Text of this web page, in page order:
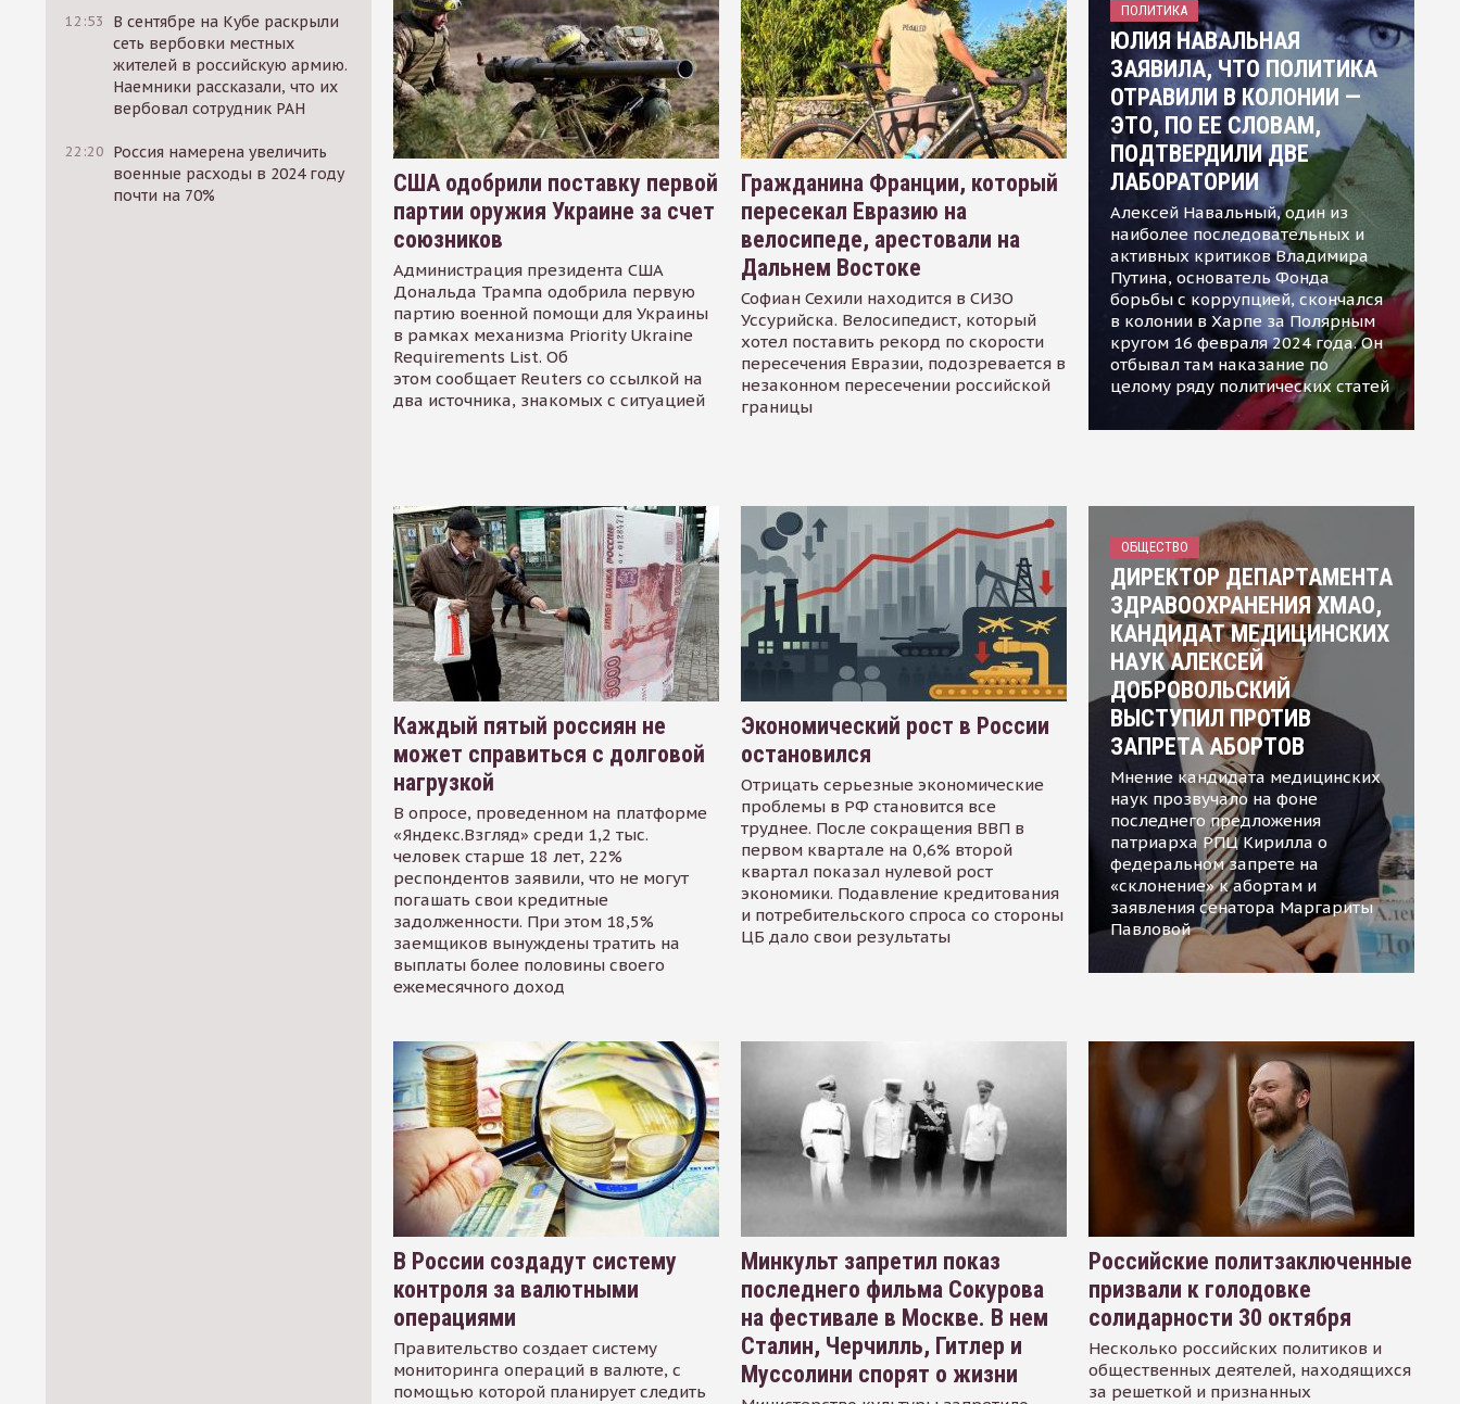
12:53
В сентябре на Кубе раскрыли
сеть вербовки местных
жителей в российскую армию.
Наемники рассказали, что их
вербовал сотрудник РАН
22:20 Россия намерена увеличить
военные расходы в 2024 году
почти на 70%
США одобрили поставку первой
партии оружия Украине за счет
союзников
Администрация президента США
Дональда Трампа одобрила первую
партию военной помощи для Украины
в рамках механизма Priority Ukraine
Requirements List. Об
этом сообщает Reuters со ссылкой на
два источника, знакомых с ситуацией
Гражданина Франции, который
пересекал Евразию на
велосипеде, арестовали на
Дальнем Востоке
Софиан Сехили находится в СИЗО
Уссурийска. Велосипедист, который
хотел поставить рекорд по скорости
пересечения Евразии, подозревается в
незаконном пересечении российской
границы
ПОЛИТИКА
ЮЛИЯ НАВАЛЬНАЯ
ЗАЯВИЛА, ЧТО ПОЛИТИКА
ОТРАВИЛИ В КОЛОНИИ —
ЭТО, ПО ЕЕ СЛОВАМ,
ПОДТВЕРДИЛИ ДВЕ
ЛАБОРАТОРИИ
Алексей Навальный, один из
наиболее последовательных и
активных критиков Владимира
Путина, основатель Фонда
борьбы с коррупцией, скончался
в колонии в Харпе за Полярным
кругом 16 февраля 2024 года. Он
отбывал там наказание по
целому ряду политических статей
Каждый пятый россиян не
может справиться с долговой
нагрузкой
В опросе, проведенном на платформе
«Яндекс.Взгляд» среди 1,2 тыс.
человек старше 18 лет, 22%
респондентов заявили, что не могут
погашать свои кредитные
задолженности. При этом 18,5%
заемщиков вынуждены тратить на
выплаты более половины своего
ежемесячного доход
Экономический рост в России
остановился
Отрицать серьезные экономические
проблемы в РФ становится все
труднее. После сокращения ВВП в
первом квартале на 0,6% второй
квартал показал нулевой рост
экономики. Подавление кредитования
и потребительского спроса со стороны
ЦБ дало свои результаты
ОБЩЕСТВО
ДИРЕКТОР ДЕПАРТАМЕНТА
ЗДРАВООХРАНЕНИЯ ХМАО,
КАНДИДАТ МЕДИЦИНСКИХ
НАУК АЛЕКСЕЙ
ДОБРОВОЛЬСКИЙ
ВЫСТУПИЛ ПРОТИВ
ЗАПРЕТА АБОРТОВ
Мнение кандидата медицинских
наук прозвучало на фоне
последнего предложения
патриарха РПЦ Кирилла о
федеральном запрете на
«склонение» к абортам и
заявления сенатора Маргариты
Павловой
В России создадут систему
контроля за валютными
операциями
Правительство создает систему
мониторинга операций в валюте, с
помощью которой планирует следить
Минкульт запретил показ
последнего фильма Сокурова
на фестивале в Москве. В нем
Сталин, Черчилль, Гитлер и
Муссолини спорят о жизни
Российские политзаключенные
призвали к голодовке
солидарности 30 октября
Несколько российских политиков и
общественных деятелей, находящихся
за решеткой и признанных